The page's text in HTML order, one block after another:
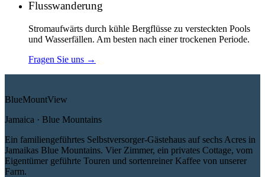
Flusswanderung
Stromaufwärts durch kühle Bergflüsse zu versteckten Pools
und Wasserfällen. Am besten nach einer trockenen Periode.
Fragen Sie uns →
BlueMountView
Jamaica · Blue Mountains
Ein familiengeführtes Selbstversorger-Gästehaus auf sechs Acres in
Jamaikas Blue Mountains. Vier Zimmer, ein privates Cottage, vom
Eigentümer geführte Touren und sortenreiner Kaffee von unserer
Farm.